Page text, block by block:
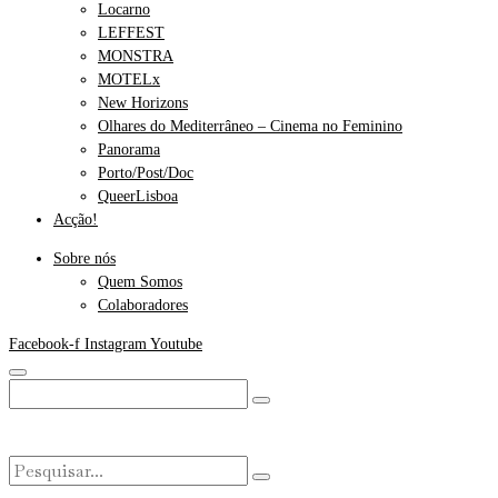
Locarno
LEFFEST
MONSTRA
MOTELx
New Horizons
Olhares do Mediterrâneo – Cinema no Feminino
Panorama
Porto/Post/Doc
QueerLisboa
Acção!
Sobre nós
Quem Somos
Colaboradores
Facebook-f Instagram Youtube